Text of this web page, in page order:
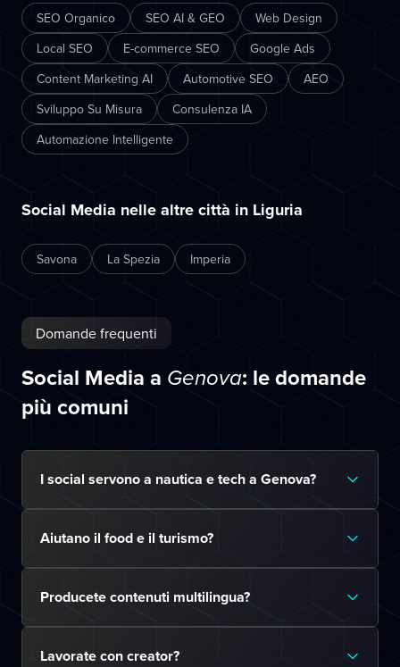
SEO Organico SEO AI & GEO
Web Design
Local SEO
E-commerce SEO
Google Ads
Content Marketing AI
Automotive SEO
AEO
Sviluppo Su Misura
Consulenza IA
Automazione Intelligente
Social Media nelle altre città in Liguria
Savona La Spezia Imperia
Domande frequenti
Social Media a Genova: le domande
più comuni
I social servono a nautica e tech a Genova?
Aiutano il food e il turismo?
Producete contenuti multilingua?
Lavorate con creator?